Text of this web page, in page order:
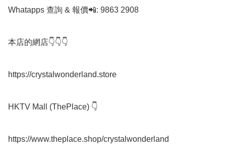
Whatapps 查詢 & 報價📲: 9863 2908
本店的網店👇👇👇
https://crystalwonderland.store
HKTV Mall (ThePlace) 👇
https://www.theplace.shop/crystalwonderland